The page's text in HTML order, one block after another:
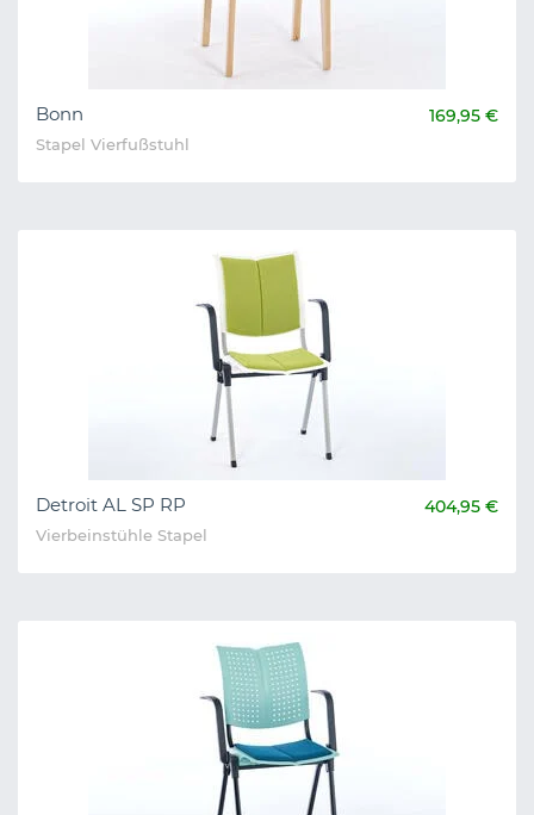
Bonn 169,95 €
Stapel Vierfußstuhl
Detroit AL SP RP 404,95 €
Vierbeinstühle Stapel